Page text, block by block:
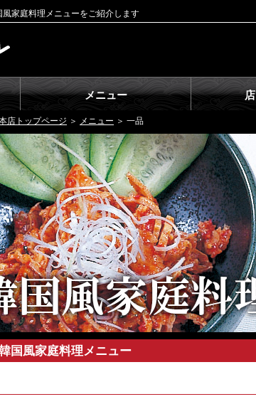
家庭料理メニューをご紹介します
メニュー
店トップページ ＞ メニュー ＞ 一品
国風家庭料理メニュー